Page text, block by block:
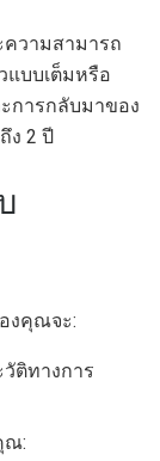
วามสามารถ
แบบเต็มหรือ
การกลับมาของ
ง 2 ปี
งคุณจะ:
ติทางการ
ณ: